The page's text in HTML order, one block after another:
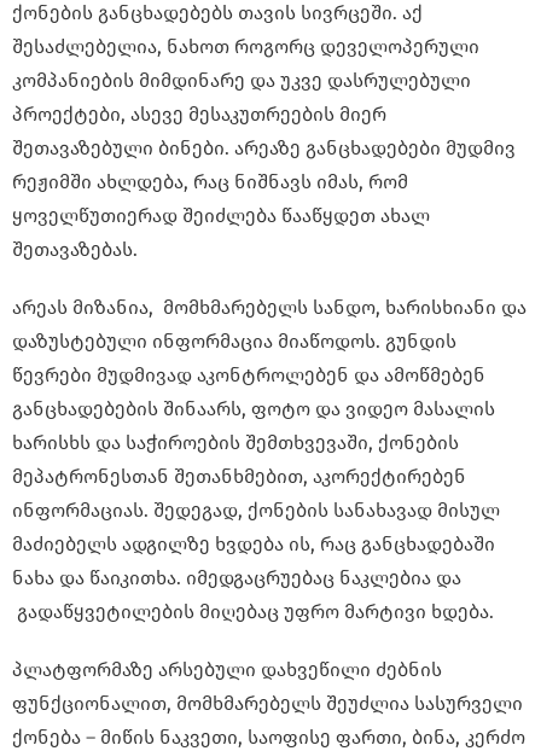
ქონების განცხადებებს თავის სივრცეში. აქ
შესაძლებელია, ნახოთ როგორც დეველოპერული
კომპანიების მიმდინარე და უკვე დასრულებული
პროექტები, ასევე მესაკუთრეების მიერ
შეთავაზებული ბინები. არეაზე განცხადებები მუდმივ
რეჟიმში ახლდება, რაც ნიშნავს იმას, რომ
ყოველწუთიერად შეიძლება წააწყდეთ ახალ
შეთავაზებას.
არეას მიზანია, მომხმარებელს სანდო, ხარისხიანი და
დაზუსტებული ინფორმაცია მიაწოდოს. გუნდის
წევრები მუდმივად აკონტროლებენ და ამოწმებენ
განცხადებების შინაარს, ფოტო და ვიდეო მასალის
ხარისხს და საჭიროების შემთხვევაში, ქონების
მეპატრონესთან შეთანხმებით, აკორექტირებენ
ინფორმაციას. შედეგად, ქონების სანახავად მისულ
მაძიებელს ადგილზე ხვდება ის, რაც განცხადებაში
ნახა და წაიკითხა. იმედგაცრუებაც ნაკლებია და
გადაწყვეტილების მიღებაც უფრო მარტივი ხდება.
პლატფორმაზე არსებული დახვეწილი ძებნის
ფუნქციონალით, მომხმარებელს შეუძლია სასურველი
ქონება – მიწის ნაკვეთი, საოფისე ფართი, ბინა, კერძო